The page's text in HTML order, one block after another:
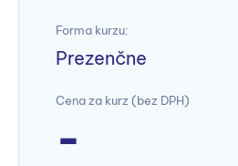
Forma kurzu:
Prezenčne
Cena za kurz (bez DPH)
-